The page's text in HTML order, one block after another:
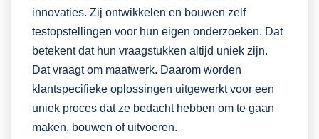
innovaties. Zij ontwikkelen en bouwen zelf
testopstellingen voor hun eigen onderzoeken. Dat
betekent dat hun vraagstukken altijd uniek zijn.
Dat vraagt om maatwerk. Daarom worden
klantspecifieke oplossingen uitgewerkt voor een
uniek proces dat ze bedacht hebben om te gaan
maken, bouwen of uitvoeren.